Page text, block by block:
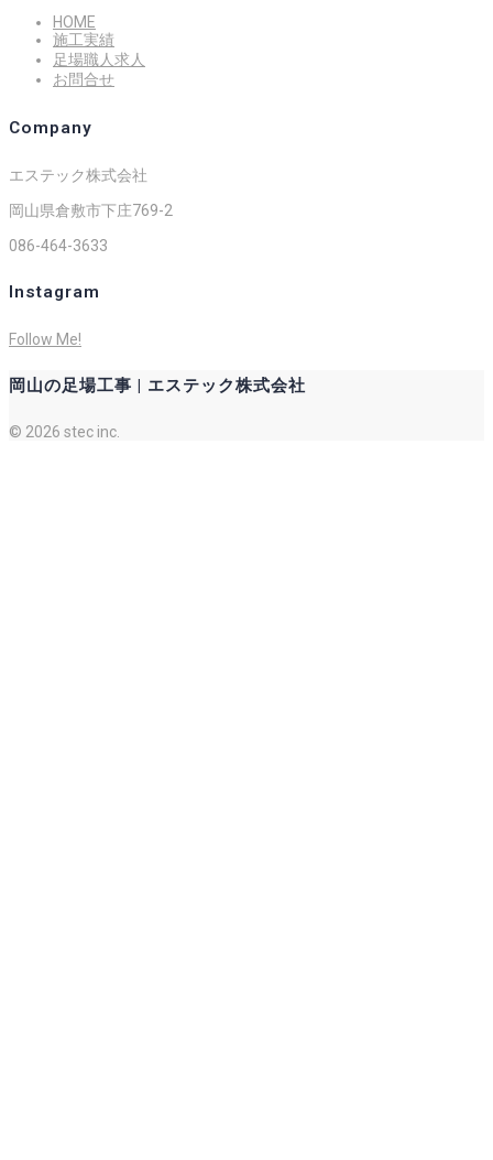
シ
ョ
ン
HOME
施工実績
足場職人求人
お問合せ
Company
エステック株式会社
岡山県倉敷市下庄769-2
086-464-3633
Instagram
Follow Me!
岡山の足場工事 | エステック株式会社
© 2026 stec inc.